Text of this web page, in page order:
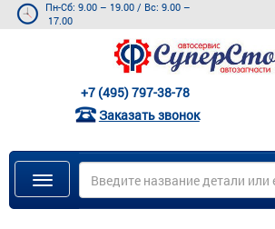
Пн-Сб: 9.00 – 19.00 / Вс: 9.00 –
17.00
+7 (495) 797-38-78
Заказать звонок